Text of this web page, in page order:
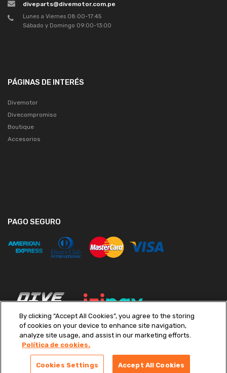
diveparts@divemotor.com.pe
Lunes a Viernes 08:00-17:45
Sábado y Domingo 09:00-13:00
PÁGINAS DE INTERÉS
Divemotor
Divecompromiso
Boutique
Accesorios
PAGO SEGURO
Términos y condiciones
Preferencias de cookies
By clicking “Accept All Cookies”, you agree to the storing
of cookies on your device to enhance site navigation,
analyze site usage, and assist in our marketing efforts.
Política de cookies.
Cookies Settings Accept All Cookies